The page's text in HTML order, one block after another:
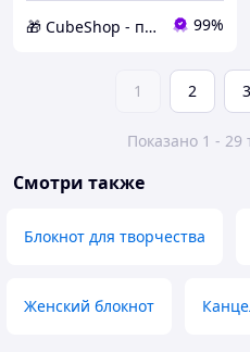
🎁 CubeShop - подарки и подарочная упаковка 99%
1 2 3
Показано 1 - 29
Смотри также
Блокнот для творчества
Женский блокнот